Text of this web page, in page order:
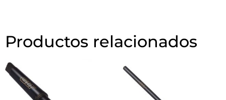
Productos relacionados